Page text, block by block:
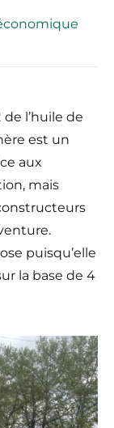
l’huile de
est un
aux
mais
puisqu’elle
la base de 4